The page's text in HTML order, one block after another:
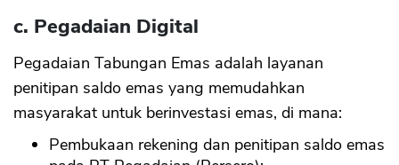
c. Pegadaian Digital
Pegadaian Tabungan Emas adalah layanan
penitipan saldo emas yang memudahkan
masyarakat untuk berinvestasi emas, di mana:
Pembukaan rekening dan penitipan saldo emas